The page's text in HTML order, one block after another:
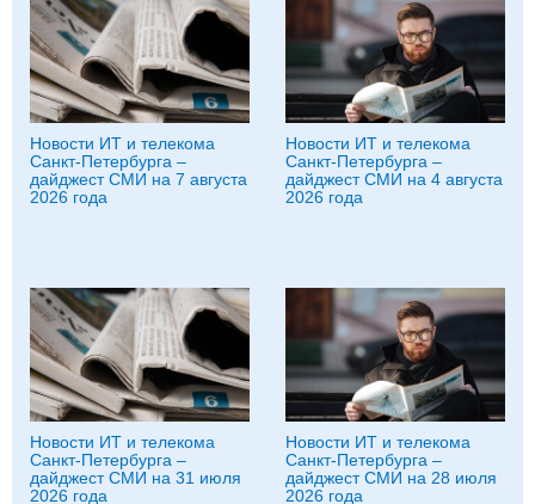
Новости ИТ и телекома
Санкт-Петербурга –
дайджест СМИ на 7 августа
2026 года
Новости ИТ и телекома
Санкт-Петербурга –
дайджест СМИ на 4 августа
2026 года
Новости ИТ и телекома
Санкт-Петербурга –
дайджест СМИ на 31 июля
2026 года
Новости ИТ и телекома
Санкт-Петербурга –
дайджест СМИ на 28 июля
2026 года